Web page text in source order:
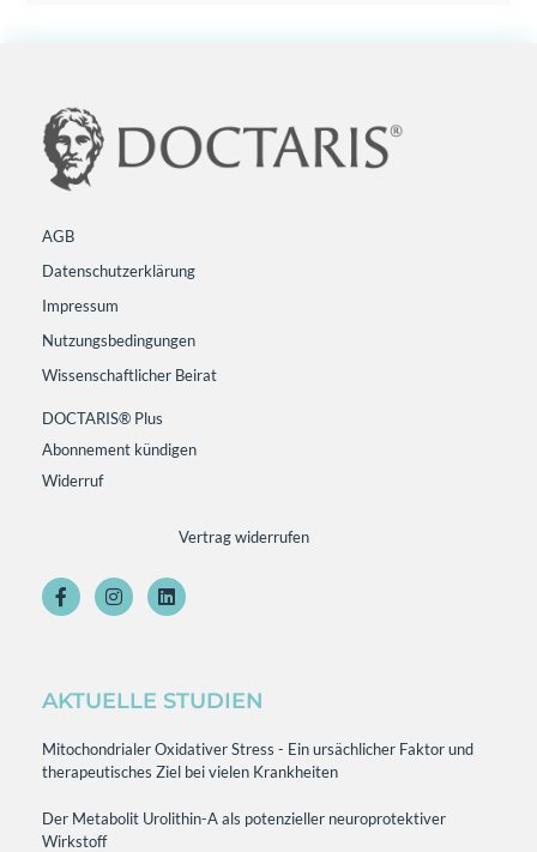
AGB
Datenschutzerklärung
Impressum
Nutzungsbedingungen
Wissenschaftlicher Beirat
DOCTARIS® Plus
Abonnement kündigen
Widerruf
Vertrag widerrufen
AKTUELLE STUDIEN
Mitochondrialer Oxidativer Stress - Ein ursächlicher Faktor und
therapeutisches Ziel bei vielen Krankheiten
Der Metabolit Urolithin-A als potenzieller neuroprotektiver
Wirkstoff